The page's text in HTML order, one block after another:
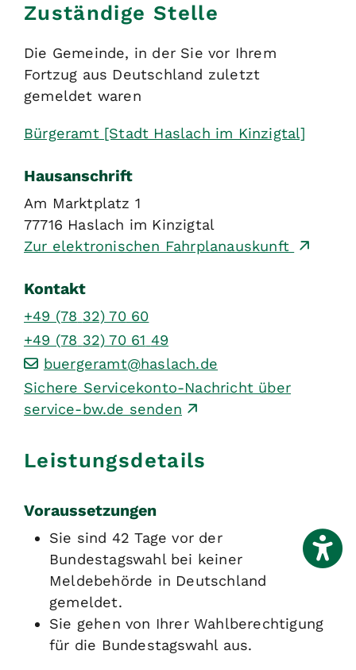
Zuständige Stelle
Die Gemeinde, in der Sie vor Ihrem
Fortzug aus Deutschland zuletzt
gemeldet waren
Bürgeramt [Stadt Haslach im Kinzigtal]
Hausanschrift
Am Marktplatz 1
77716 Haslach im Kinzigtal
Zur elektronischen Fahrplanauskunft
Kontakt
+49 (78 32) 70 60
+49 (78 32) 70 61 49
buergeramt@haslach.de
Sichere Servicekonto-Nachricht über
service-bw.de senden
Leistungsdetails
Voraussetzungen
Sie sind 42 Tage vor der
Bundestagswahl bei keiner
Meldebehörde in Deutschland
gemeldet.
Sie gehen von Ihrer Wahlberechtigung
für die Bundestagswahl aus.